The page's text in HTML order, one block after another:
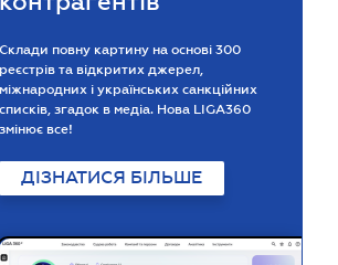
Склади повну картину на основі 300
реєстрів та відкритих джерел,
міжнародних і українських санкційних
списків, згадок в медіа. Нова LIGA360
змінює все!
ДІЗНАТИСЯ БІЛЬШЕ